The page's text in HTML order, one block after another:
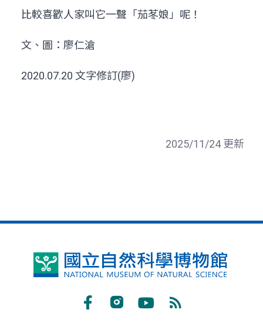
比較喜歡人家叫它一聲「茄苳娘」呢！
文、圖：廖仁滄
2020.07.20 文字修訂(廖)
2025/11/24 更新
國